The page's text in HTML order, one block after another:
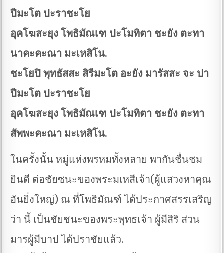
ปีมะโต ปะราชะโย
อุคโฆสะยุง โพธิมัณเฑ ปะโมทิตา ชะยัง ตะทา
นาคะคะณา มะเหสิโน.
ชะโยปิ พุทธัสสะ สิรีมะโต อะยัง มารัสสะ จะ ปา
ปีมะโต ปะราชะโย
อุคโฆสะยุง โพธิมัณเฑ ปะโมทิตา ชะยัง ตะทา
สัพพะคะณา มะเหสิโน.
ในครั้งนั้น หมู่แห่งพรหมทั้งหลาย พากันชื่นชม
ยินดี ต่อชัยซนะของพระมเหสีเจ้า(ผู้แสวงหาคุณ
อันยิ่งใหญ่) ณ ที่โพธิมัณฑ์ ได้ประกาศสรรเสริญ
ว่า นี้ เป็นชัยชนะของพระพุทธเจ้า ผู้มีสิริ ส่วน
มารผู้มีบาป ได้ปราชัยแล้ว.